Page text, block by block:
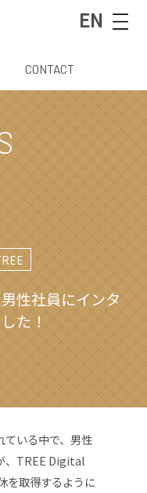
EN
CONTACT
性社員にインタ
た！
ている中で、男性
TREE Digital
を取得するように